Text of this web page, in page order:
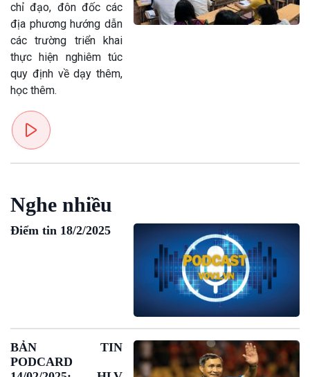
Văn hoá & Du lịch
chỉ đạo, đôn đốc các
địa phương hướng dẫn
các trường triển khai
thực hiện nghiêm túc
quy định về dạy thêm,
học thêm.
Nghe nhiều
Điểm tin 18/2/2025
BẢN TIN
PODCARD